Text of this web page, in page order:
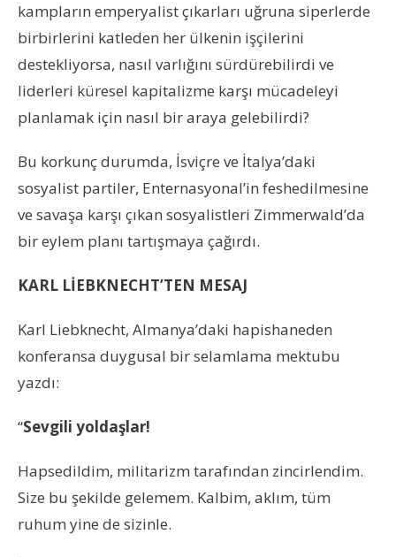
kampların emperyalist çıkarları uğruna siperlerde
birbirlerini katleden her ülkenin işçilerini
destekliyorsa, nasıl varlığını sürdürebilirdi ve
liderleri küresel kapitalizme karşı mücadeleyi
planlamak için nasıl bir araya gelebilirdi?
Bu korkunç durumda, İsviçre ve İtalya’daki
sosyalist partiler, Enternasyonal’in feshedilmesine
ve savaşa karşı çıkan sosyalistleri Zimmerwald’da
bir eylem planı tartışmaya çağırdı.
KARL LİEBKNECHT’TEN MESAJ
Karl Liebknecht, Almanya’daki hapishaneden
konferansa duygusal bir selamlama mektubu
yazdı:
“Sevgili yoldaşlar!
Hapsedildim, militarizm tarafından zincirlendim.
Size bu şekilde gelemem. Kalbim, aklım, tüm
ruhum yine de sizinle.